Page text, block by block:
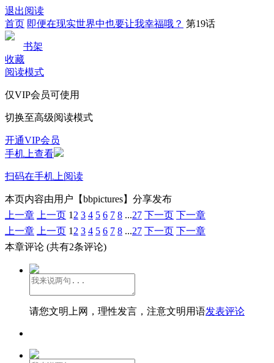
退出阅读
首页 即便在现实世界中也要让我幸福哦？ 第19话
书架
收藏
阅读模式
仅VIP会员可使用
切换至高级阅读模式
开通VIP会员
手机上查看
扫码在手机上阅读
本页内容由用户【bbpictures】分享发布
上一章
上一页 1 2 3 4 5 6 7 8 ...27 下一页 下一章
上一章
上一页 1 2 3 4 5 6 7 8 ...27 下一页 下一章
本章评论 (共有2条评论)
请您文明上网，理性发言，注意文明用语发表评论